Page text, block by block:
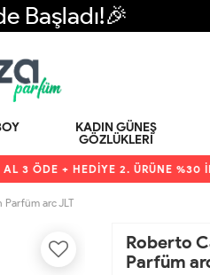
Başladı!🎉
KADIN GÜNEŞ
GÖZLÜKLERI
ÖDE + HEDİYE 2. ÜRÜNE %30
Parfüm arc JLT
Roberto
Parfüm